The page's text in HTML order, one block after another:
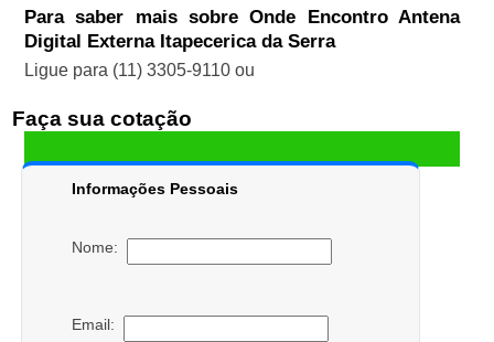
Para saber mais sobre Onde Encontro Antena
Digital Externa Itapecerica da Serra
Ligue para (11) 3305-9110ou
Faça sua cotação
Informações Pessoais
Nome:
Email: